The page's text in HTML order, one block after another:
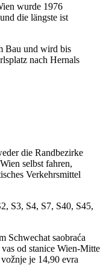
wurde 1976
die längste ist
Bau und wird bis
nach Hernals
die Randbezirke
selbst fahren,
Verkehrsmittel
S3, S4, S7, S40, S45,
Schwechat saobraća
od stanice Wien-Mitte
je 14,90 evra